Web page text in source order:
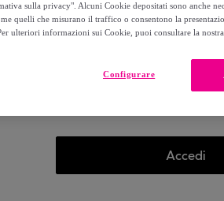
Attualmente non è
Accedi
sulla privacy". Alcuni Cookie depositati sono anche
quelli che misurano il traffico o consentono la
ulteriori informazioni sui Cookie, puoi consultare la
Configurare